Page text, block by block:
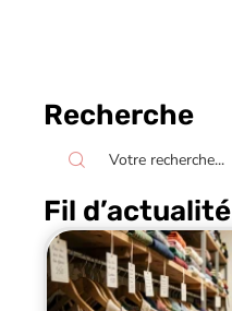
Recherche
Fil d’actualité